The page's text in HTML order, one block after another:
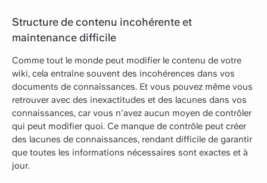
Structure de contenu incohérente et
maintenance difficile
Comme tout le monde peut modifier le contenu de votre
wiki, cela entraîne souvent des incohérences dans vos
documents de connaissances. Et vous pouvez même vous
retrouver avec des inexactitudes et des lacunes dans vos
connaissances, car vous n'avez aucun moyen de contrôler
qui peut modifier quoi. Ce manque de contrôle peut créer
des lacunes de connaissances, rendant difficile de garantir
que toutes les informations nécessaires sont exactes et à
jour.